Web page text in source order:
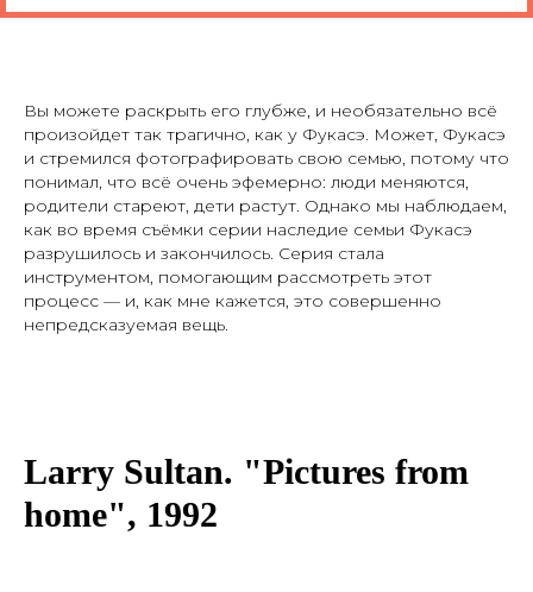
Вы можете раскрыть его глубже, и необязательно всё
произойдет так трагично, как у Фукасэ. Может, Фукасэ
и стремился фотографировать свою семью, потому что
понимал, что всё очень эфемерно: люди меняются,
родители стареют, дети растут. Однако мы наблюдаем,
как во время съёмки серии наследие семьи Фукасэ
разрушилось и закончилось. Серия стала
инструментом, помогающим рассмотреть этот
процесс — и, как мне кажется, это совершенно
непредсказуемая вещь.
Larry Sultan. "Pictures from
home", 1992